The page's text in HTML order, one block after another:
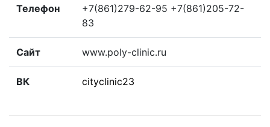
Телефон
+7(861)279-62-95 +7(861)205-72-
83
Сайт www.poly-clinic.ru
ВК cityclinic23